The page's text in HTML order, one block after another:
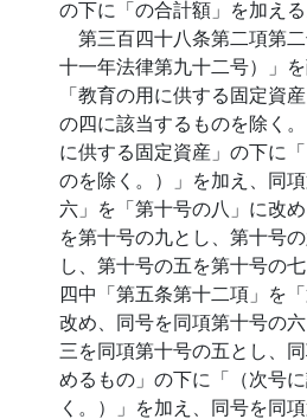
の下に「の合計額」を加える
第三百四十八条第二項第
十一年法律第九十二号）」
「教育の用に供する固定資
の四に該当するものを除く
に供する固定資産」の下に
のを除く。）」を加え、同
六」を「第十号の八」に改
を第十号の九とし、第十号
し、第十号の五を第十号の
四中「第五条第十二項」を
改め、同号を同項第十号の
三を同項第十号の五とし、
めるもの」の下に「（次号
く。）」を加え、同号を同